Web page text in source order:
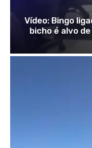
Vídeo: Bingo
bicho é alvo